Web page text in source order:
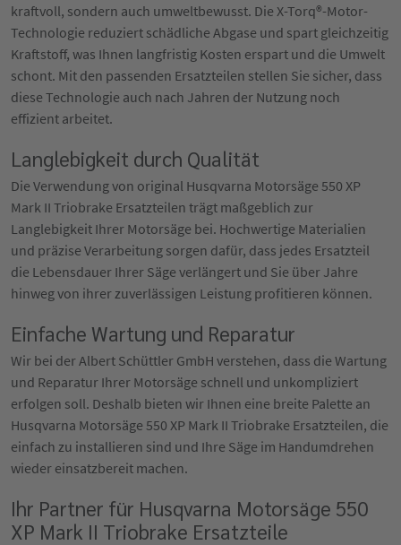
kraftvoll, sondern auch umweltbewusst. Die X-Torq®-Motor-
Technologie reduziert schädliche Abgase und spart gleichzeitig
Kraftstoff, was Ihnen langfristig Kosten erspart und die Umwelt
schont. Mit den passenden Ersatzteilen stellen Sie sicher, dass
diese Technologie auch nach Jahren der Nutzung noch
effizient arbeitet.
Langlebigkeit durch Qualität
Die Verwendung von original Husqvarna Motorsäge 550 XP
Mark II Triobrake Ersatzteilen trägt maßgeblich zur
Langlebigkeit Ihrer Motorsäge bei. Hochwertige Materialien
und präzise Verarbeitung sorgen dafür, dass jedes Ersatzteil
die Lebensdauer Ihrer Säge verlängert und Sie über Jahre
hinweg von ihrer zuverlässigen Leistung profitieren können.
Einfache Wartung und Reparatur
Wir bei der Albert Schüttler GmbH verstehen, dass die Wartung
und Reparatur Ihrer Motorsäge schnell und unkompliziert
erfolgen soll. Deshalb bieten wir Ihnen eine breite Palette an
Husqvarna Motorsäge 550 XP Mark II Triobrake Ersatzteilen, die
einfach zu installieren sind und Ihre Säge im Handumdrehen
wieder einsatzbereit machen.
Ihr Partner für Husqvarna Motorsäge 550
XP Mark II Triobrake Ersatzteile